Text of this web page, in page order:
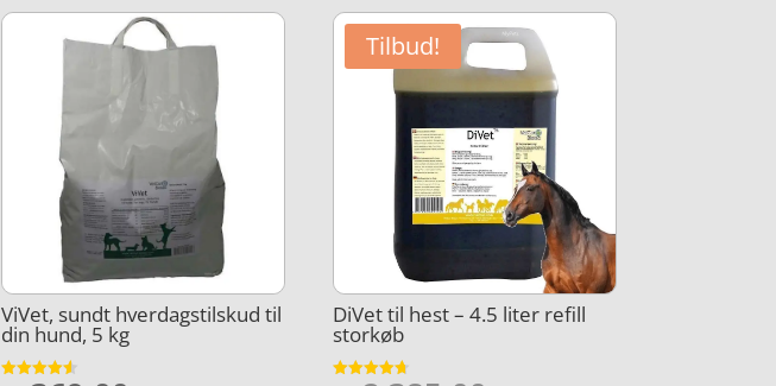
ViVet, sundt hverdagstilskud til
din hund, 5 kg
Tilbud!
DiVet til hest – 4.5 liter refill
storkøb